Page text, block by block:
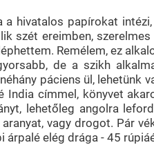
a hivatalos papírokat
szét ereimben,
Remélem, ez
de a szikh
páciens ül, lehetünk
India címmel, könyvet
lehetőleg angolra
aranyat, vagy drogot. Pár
árpalé elég drága - 45